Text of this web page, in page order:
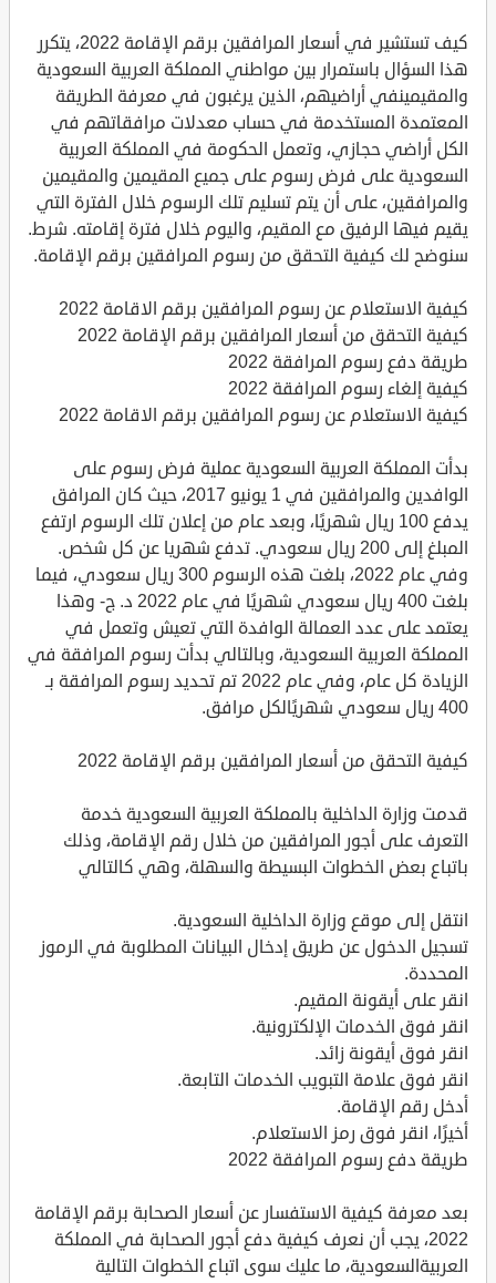
كيف تستشير في أسعار المرافقين برقم الإقامة 2022، يتكرر
هذا السؤال باستمرار بين مواطني المملكة العربية السعودية
والمقيمينفي أراضيهم، الذين يرغبون في معرفة الطريقة
المعتمدة المستخدمة في حساب معدلات مرافقاتهم في
الكل أراضي حجازي، وتعمل الحكومة في المملكة العربية
السعودية على فرض رسوم على جميع المقيمين والمقيمين
والمرافقين، على أن يتم تسليم تلك الرسوم خلال الفترة التي
يقيم فيها الرفيق مع المقيم، واليوم خلال فترة إقامته. شرط.
سنوضح لك كيفية التحقق من رسوم المرافقين برقم الإقامة.
كيفية الاستعلام عن رسوم المرافقين برقم الاقامة 2022
كيفية التحقق من أسعار المرافقين برقم الإقامة 2022
طريقة دفع رسوم المرافقة 2022
كيفية إلغاء رسوم المرافقة 2022
كيفية الاستعلام عن رسوم المرافقين برقم الاقامة 2022
بدأت المملكة العربية السعودية عملية فرض رسوم على
الوافدين والمرافقين في 1 يونيو 2017، حيث كان المرافق
يدفع 100 ريال شهريًا، وبعد عام من إعلان تلك الرسوم ارتفع
المبلغ إلى 200 ريال سعودي. تدفع شهريا عن كل شخص.
وفي عام 2022، بلغت هذه الرسوم 300 ريال سعودي، فيما
بلغت 400 ريال سعودي شهريًا في عام 2022 د. ج- وهذا
يعتمد على عدد العمالة الوافدة التي تعيش وتعمل في
المملكة العربية السعودية، وبالتالي بدأت رسوم المرافقة في
الزيادة كل عام، وفي عام 2022 تم تحديد رسوم المرافقة بـ
400 ريال سعودي شهريًالكل مرافق.
كيفية التحقق من أسعار المرافقين برقم الإقامة 2022
قدمت وزارة الداخلية بالمملكة العربية السعودية خدمة
التعرف على أجور المرافقين من خلال رقم الإقامة، وذلك
باتباع بعض الخطوات البسيطة والسهلة، وهي كالتالي
انتقل إلى موقع وزارة الداخلية السعودية.
تسجيل الدخول عن طريق إدخال البيانات المطلوبة في الرموز
المحددة.
انقر على أيقونة المقيم.
انقر فوق الخدمات الإلكترونية.
انقر فوق أيقونة زائد.
انقر فوق علامة التبويب الخدمات التابعة.
أدخل رقم الإقامة.
أخيرًا، انقر فوق رمز الاستعلام.
طريقة دفع رسوم المرافقة 2022
بعد معرفة كيفية الاستفسار عن أسعار الصحابة برقم الإقامة
2022، يجب أن نعرف كيفية دفع أجور الصحابة في المملكة
العربيةالسعودية، ما عليك سوى اتباع الخطوات التالية